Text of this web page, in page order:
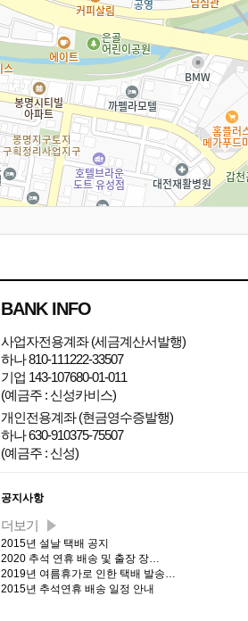
BANK INFO
사업자전용계좌 (세금계산서발행)
하나 810-111222-33507
기업 143-107680-01-011
(예금주 : 신성카비스)
개인전용계좌 (현금영수증발행)
하나 630-910375-75507
(예금주 : 신성)
커뮤니티 최신글
공지사항
더보기
2015년 설날 택배 공지
2020 추석 연휴 배송 및 출장 장…
2019년 여름휴가로 인한 택배 발송…
2015년 추석연휴 배송 일정 안내